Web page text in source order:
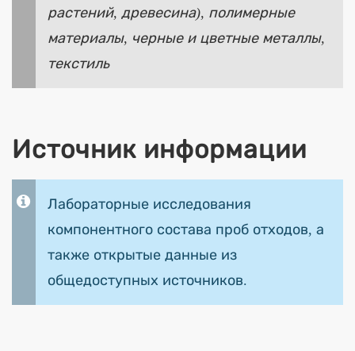
растений, древесина), полимерные
материалы, черные и цветные металлы,
текстиль
Источник информации
Лабораторные исследования
компонентного состава проб отходов, а
также открытые данные из
общедоступных источников.